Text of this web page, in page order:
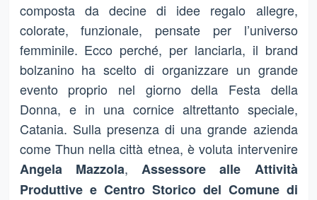
composta da decine di idee regalo allegre,
colorate, funzionale, pensate per l’universo
femminile. Ecco perché, per lanciarla, il brand
bolzanino ha scelto di organizzare un grande
evento proprio nel giorno della Festa della
Donna, e in una cornice altrettanto speciale,
Catania. Sulla presenza di una grande azienda
come Thun nella città etnea, è voluta intervenire
Angela Mazzola, Assessore alle Attività
Produttive e Centro Storico del Comune di